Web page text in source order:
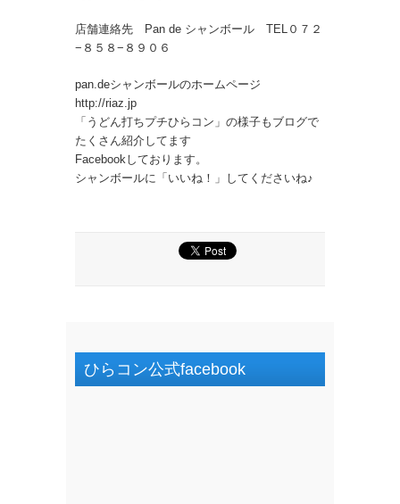
店舗連絡先 Pan de シャンボール TEL０７２
−８５８−８９０６
pan.deシャンボールのホームページ
http://riaz.jp
「うどん打ちプチひらコン」の様子もブログで
たくさん紹介してます
Facebookしております。
シャンボールに「いいね！」してくださいね♪
ひらコン公式facebook